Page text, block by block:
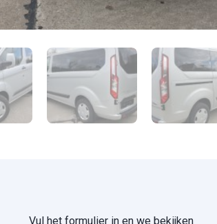
Vul het formulier in en we bekijken